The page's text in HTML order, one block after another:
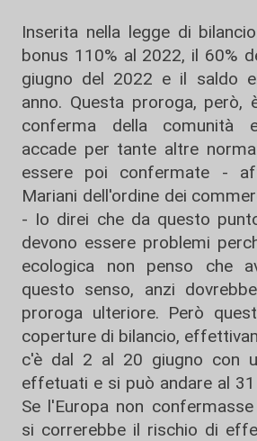
Inserita nella legge di
bonus 110% al 2022, il 60%
giugno del 2022 e il saldo
anno. Questa proroga, però,
conferma della comunità
accade per tante altre
essere poi confermate -
Mariani dell'ordine dei
- Io direi che da questo
devono essere problemi
ecologica non penso che
questo senso, anzi
proroga ulteriore. Però
coperture di bilancio,
c'è dal 2 al 20 giugno con
effetuati e si può andare al
Se l'Europa non
si correrebbe il rischio di